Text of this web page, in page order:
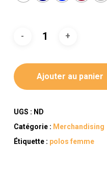
Ajouter au panier
UGS : ND
Catégorie : Merchandising
Étiquette : polos femme